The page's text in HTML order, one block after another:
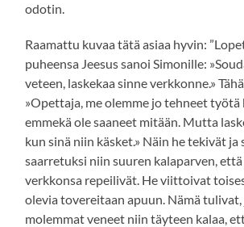
odotin.
Raamattu kuvaa tätä asiaa hyvin:
puheensa Jeesus sanoi Simonille:
veteen, laskekaa sinne verkkonne.»
»Opettaja, me olemme jo tehneet työtä
emmekä ole saaneet mitään. Mutta
kun sinä niin käsket.» Näin he tekivät ja
saarretuksi niin suuren kalaparven,
verkkonsa repeilivät. He viittoivat
olevia tovereitaan apuun. Nämä tulivat,
molemmat veneet niin täyteen kalaa,